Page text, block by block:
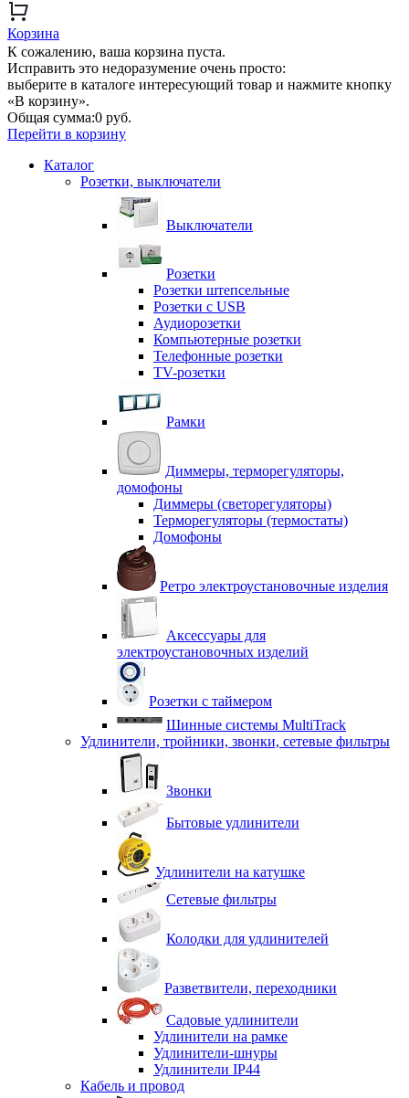
Корзина
К сожалению, ваша корзина пуста.
Исправить это недоразумение очень просто:
выберите в каталоге интересующий товар и нажмите кнопку
«В корзину».
Общая сумма:0 руб.
Перейти в корзину
Каталог
Розетки, выключатели
Выключатели
Розетки
Розетки штепсельные
Розетки с USB
Аудиорозетки
Компьютерные розетки
Телефонные розетки
TV-розетки
Рамки
Диммеры, терморегуляторы,
домофоны
Диммеры (светорегуляторы)
Терморегуляторы (термостаты)
Домофоны
Ретро электроустановочные изделия
Аксессуары для
электроустановочных изделий
Розетки с таймером
Шинные системы MultiTrack
Удлинители, тройники, звонки, сетевые фильтры
Звонки
Бытовые удлинители
Удлинители на катушке
Сетевые фильтры
Колодки для удлинителей
Разветвители, переходники
Садовые удлинители
Удлинители на рамке
Удлинители-шнуры
Удлинители IP44
Кабель и провод